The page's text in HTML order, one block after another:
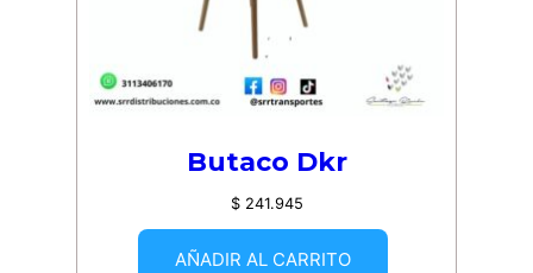
Butaco Dkr
$241.945
AÑADIR AL CARRITO